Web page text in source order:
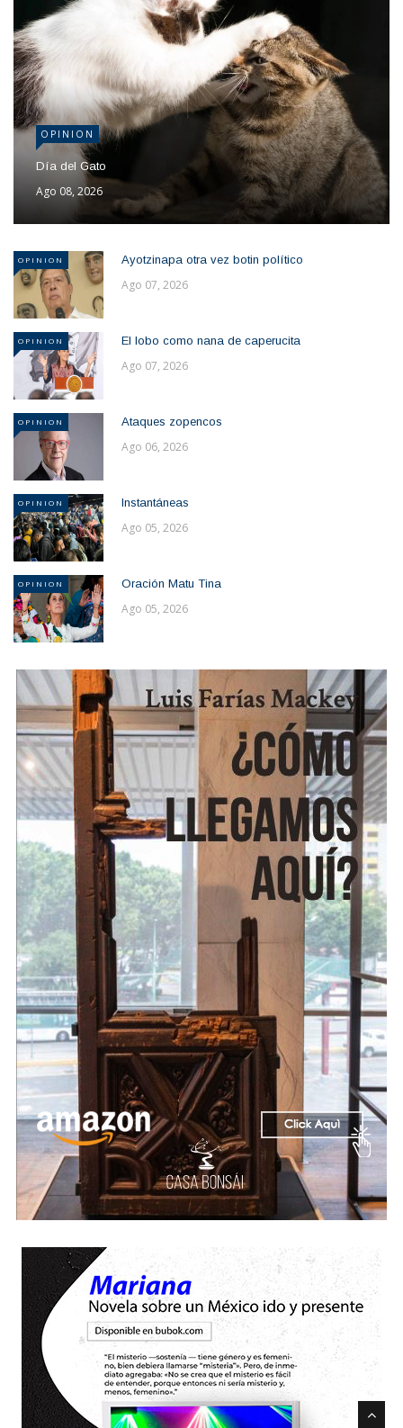
OPINION
Día del Gato
Ago 08, 2026
OPINION Ayotzinapa otra vez botin político
Ago 07, 2026
OPINION El lobo como nana de caperucita
Ago 07, 2026
OPINION Ataques zopencos
Ago 06, 2026
OPINION Instantáneas
Ago 05, 2026
OPINION Oración Matu Tina
Ago 05, 2026